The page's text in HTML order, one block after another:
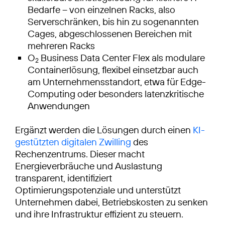
Bedarfe – von einzelnen Racks, also
Serverschränken, bis hin zu sogenannten
Cages, abgeschlossenen Bereichen mit
mehreren Racks
O2 Business Data Center Flex als modulare
Containerlösung, flexibel einsetzbar auch
am Unternehmensstandort, etwa für Edge-
Computing oder besonders latenzkritische
Anwendungen
Ergänzt werden die Lösungen durch einen KI-
gestützten digitalen Zwilling des
Rechenzentrums. Dieser macht
Energieverbräuche und Auslastung
transparent, identifiziert
Optimierungspotenziale und unterstützt
Unternehmen dabei, Betriebskosten zu senken
und ihre Infrastruktur effizient zu steuern.